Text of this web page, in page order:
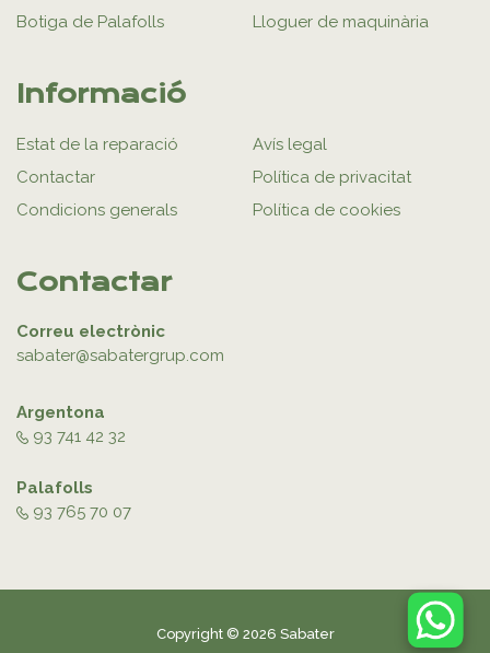
Botiga de Palafolls
Lloguer de maquinària
Informació
Estat de la reparació
Contactar
Condicions generals
Avís legal
Política de privacitat
Política de cookies
Contactar
Correu electrònic
sabater@sabatergrup.com
Argentona
93 741 42 32
Palafolls
93 765 70 07
Copyright © 2026 Sabater